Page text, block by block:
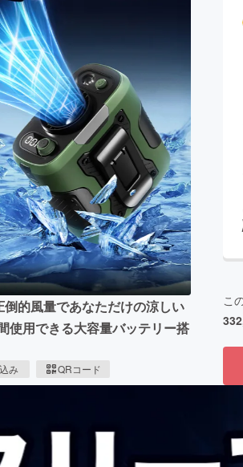
出版
ビューティー
for Social GoodCAMPFIRE Creation
ふるさと納税 machi-yaコミュニティ
的風量であなただけの涼しい
使用できる大容量バッテリー搭
み QRコード
こ